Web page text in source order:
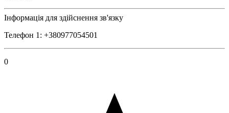
Інформація для здійснення зв'язку
Телефон 1: +380977054501
0